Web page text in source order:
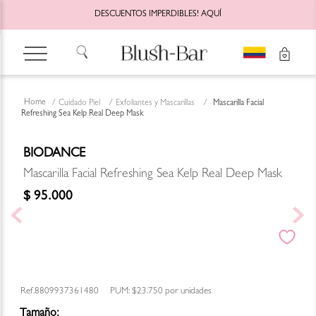
DESCUENTOS IMPERDIBLES! AQUÍ
Cuidado Piel Exfoliantes y Mascarillas
Mascarilla Facial
Refreshing Sea Kelp Real Deep Mask
BIODANCE
Mascarilla Facial Refreshing Sea Kelp Real Deep Mask
$ 95.000
8809937361480 PUM: $23.750 por unidades
Tamaño: